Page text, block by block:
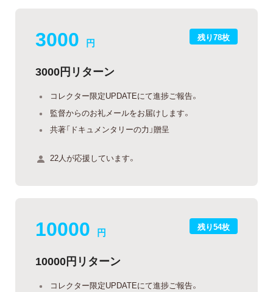
残り78枚
3000 円
3000円リターン
コレクター限定UPDATEにて進捗ご報告。
監督からのお礼メールをお届けします。
共著「ドキュメンタリーの力」贈呈
22人が応援しています。
残り54枚
10000 円
10000円リターン
コレクター限定UPDATEにて進捗ご報告。